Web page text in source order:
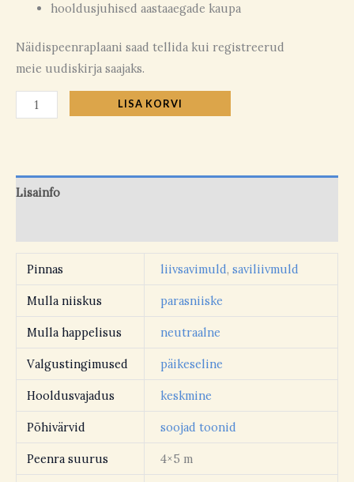
hooldusjuhised aastaaegade kaupa
Näidispeenraplaani saad tellida kui registreerud
meie uudiskirja saajaks.
LISA KORVI
Lisainfo
Pinnas liivsavimuld, saviliivmuld
Mulla niiskus parasniiske
Mulla happelisus neutraalne
Valgustingimused päikeseline
Hooldusvajadus keskmine
Põhivärvid soojad toonid
Peenra suurus 4×5 m